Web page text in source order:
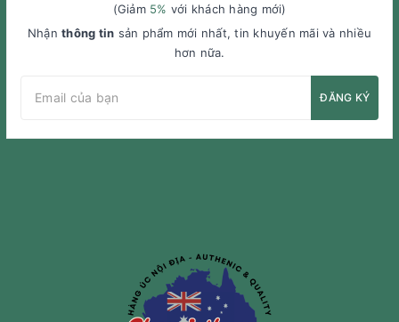
(Giảm 5% với khách hàng mới)
Nhậnthông tin sản phẩm mới nhất, tin khuyến mãi và nhiều
hơn nữa.
ĐĂNG KÝ